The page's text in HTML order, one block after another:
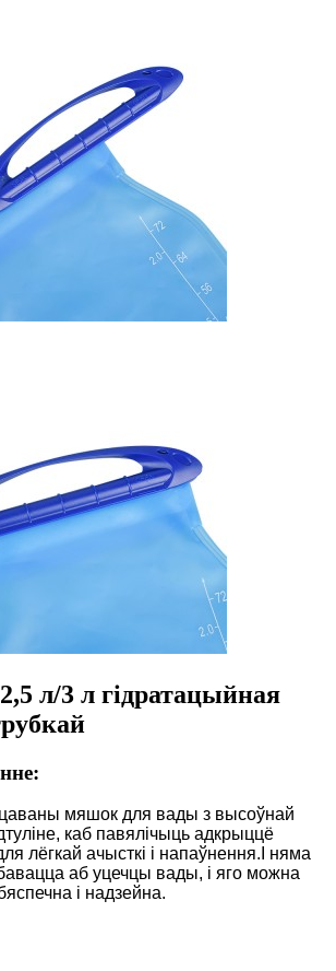
л/3 л гідратацыйная
мяшок для вады з высоўнай
каб павялічыць адкрыццё
лёгкай ачысткі і напаўнення.І няма
аб уцечцы вады, і яго можна
і надзейна.